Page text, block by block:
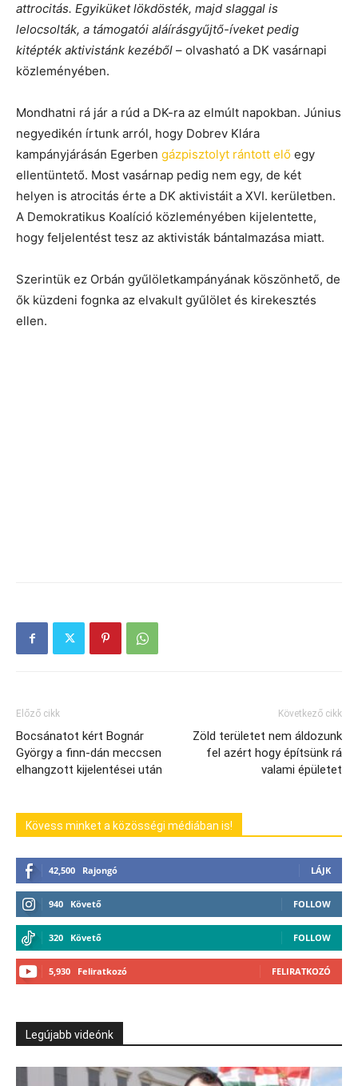
attrocitás. Egyiküket lökdösték, majd slaggal is
lelocsolták, a támogatói aláírásgyűjtő-íveket pedig
kitépték aktivistánk kezéből – olvasható a DK vasárnapi
közleményében.
Mondhatni rá jár a rúd a DK-ra az elmúlt napokban. Június
negyedikén írtunk arról, hogy Dobrev Klára
kampányjárásán Egerben gázpisztolyt rántott elő egy
ellentüntető. Most vasárnap pedig nem egy, de két
helyen is atrocitás érte a DK aktivistáit a XVI. kerületben.
A Demokratikus Koalíció közleményében kijelentette,
hogy feljelentést tesz az aktivisták bántalmazása miatt.
Szerintük ez Orbán gyűlöletkampányának köszönhető, de
ők küzdeni fognka az elvakult gyűlölet és kirekesztés
ellen.
Előző cikk
Bocsánatot kért Bognár
György a finn-dán meccsen
elhangzott kijelentései után
Következő cikk
Zöld területet nem áldozunk
fel azért hogy építsünk rá
valami épületet
Kövess minket a közösségi médiában is!
42,500 Rajongó LÁJK
940 Követő FOLLOW
320 Követő FOLLOW
5,930 Feliratkozó FELIRATKOZÓ
Legújabb videónk